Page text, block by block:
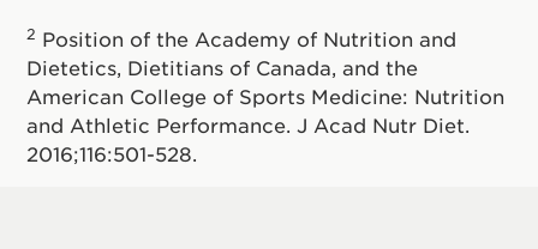
2 Position of the Academy of Nutrition and
Dietetics, Dietitians of Canada, and the
American College of Sports Medicine: Nutrition
and Athletic Performance. J Acad Nutr Diet.
2016;116:501-528.